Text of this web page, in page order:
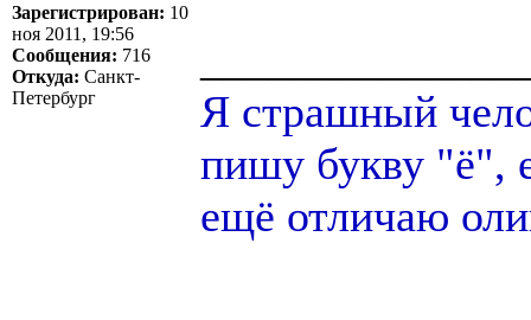
Зарегистрирован: 10
ноя 2011, 19:56
Сообщения: 716
Откуда: Санкт-
Петербург
Я страшный
пишу букву "ё",
ещё отличаю